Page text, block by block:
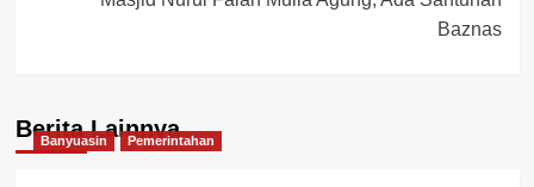
Baznas
Berita Lainnya
Banyuasin Pemerintahan